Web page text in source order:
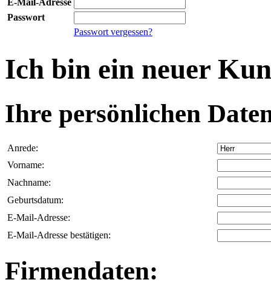
Passwort
Passwort vergessen?
Ich bin ein neuer
Ihre persönlichen
Anrede:
Vorname:
Nachname:
Geburtsdatum:
E-Mail-Adresse:
E-Mail-Adresse bestätigen:
Firmendaten: